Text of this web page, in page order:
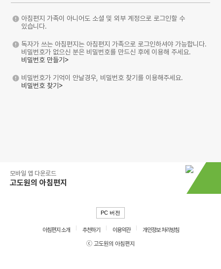
아침편지 가족이 아니어도 소셜 및 외부 계정으로 로그인할 수
있습니다.
독자가 쓰는 아침편지는 아침편지 가족으로 로그인하셔야 가능합니다.
비밀번호가 없으신 분은 비밀번호를 만드신 후에 이용해 주세요.
비밀번호 만들기>
비밀번호가 기억이 안날경우, 비밀번호 찾기를 이용해주세요.
비밀번호 찾기>
모바일 앱 다운로드
고도원의 아침편지
PC 버전
아침편지 소개 추천하기 이용약관
개인정보 처리방침
ⓒ 고도원의 아침편지